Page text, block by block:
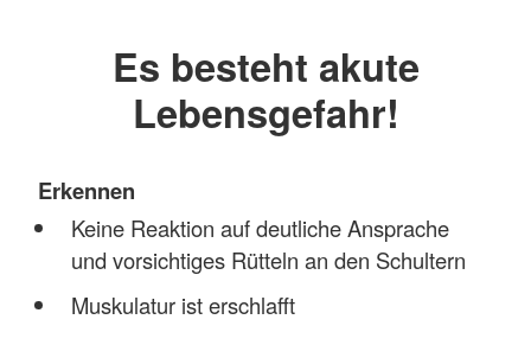
Es besteht akute
Lebensgefahr!
Erkennen
Keine Reaktion auf deutliche Ansprache
und vorsichtiges Rütteln an den Schultern
Muskulatur ist erschlafft